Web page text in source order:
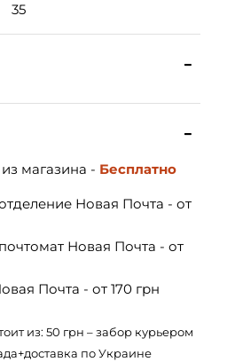
35
магазина - Бесплатно
Новая Почта - от
Новая Почта - от
Почта - от 170 грн
из: 50 грн – забор курьером
по Украине